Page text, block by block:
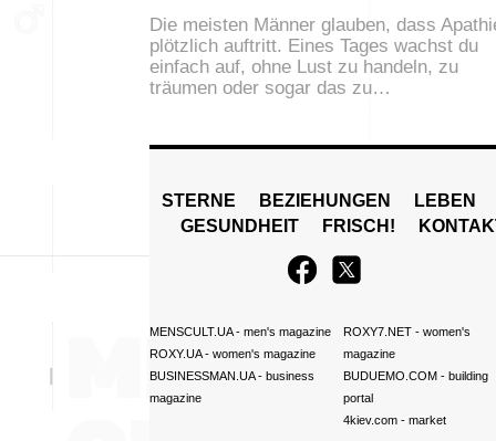
Die meisten Männer glauben, dass
plötzlich auftritt. Eines Tages wachst du
einfach auf, ohne Lust zu handeln, zu
träumen oder sogar das zu…
STERNE BEZIEHUNGEN
LEBEN
GESUNDHEIT
FRISCH!
MENSCULT.UA- men's magazine
ROXY.UA- women's magazine
BUSINESSMAN.UA- business
magazine
ROXY7.NET- women's
magazine
BUDUEMO.COM- building
portal
4kiev.com- market